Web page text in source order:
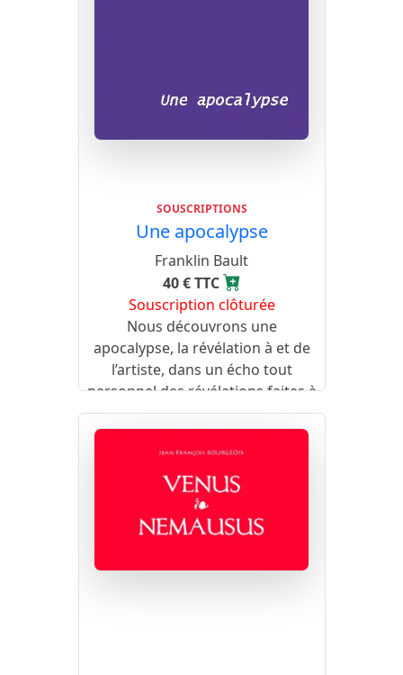
SOUSCRIPTIONS
Une apocalypse
Franklin Bault
40 € TTC
Souscription clôturée
Nous découvrons une
apocalypse, la révélation à et de
l’artiste, dans un écho tout
personnel des révélations faites à
Saint Jean l’Évangéliste.